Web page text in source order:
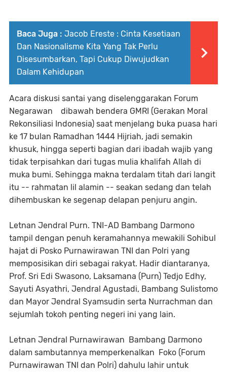
Baca Juga : Jacob Ereste : Cinta Kesetiaan
Dan Nasionalisme Kita Yang Tak Perlu
Disesumbarkan, Tapi Cukup Diwujudkan
Dalam Kehidupan
Acara diskusi santai yang diselenggarakan Forum
Negarawan dibawah bendera GMRI (Gerakan Moral
Rekonsiliasi Indonesia) saat menjelang buka puasa hari
ke 17 bulan Ramadhan 1444 Hijriah, jadi semakin
khusuk, hingga seperti bagian dari ibadah wajib yang
tidak terpisahkan dari tugas mulia khalifah Allah di
muka bumi. Sehingga makna terdalam titah dari langit
itu -- rahmatan lil alamin -- seakan sedang dan telah
dihembuskan ke segenap delapan penjuru angin.
Letnan Jendral Purn. TNI-AD Bambang Darmono
tampil dengan penuh keramahannya mewakili Sohibul
hajat di Posko Purnawirawan TNI dan Polri yang
memposisikan diri sebagai rakyat. Hadir diantaranya,
Prof. Sri Edi Swasono, Laksamana (Purn) Tedjo Edhy,
Sayuti Asyathri, Jendral Agustadi, Bambang Sulistomo
dan Mayor Jendral Syamsudin serta Nurrachman dan
sejumlah tokoh penting negeri ini yang lain.
Letnan Jendral Purnawirawan Bambang Darmono
dalam sambutannya memperkenalkan Foko (Forum
Purnawirawan TNI dan Polri) dahulu lahir untuk